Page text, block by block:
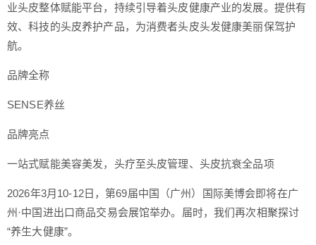
业头皮整体赋能平台，持续引导着头皮健康产业的发展。提供有
效、科技的头皮养护产品，为消费者头皮头发健康美丽保驾护
航。
品牌全称
SENSE养丝
品牌亮点
一站式赋能美容美发，头疗至头皮管理、头皮抗衰全品项
2026年3月10-12日，第69届中国（广州）国际美博会即将在广
州·中国进出口商品交易会展馆举办。届时，我们再次相聚探讨
“养生大健康”。